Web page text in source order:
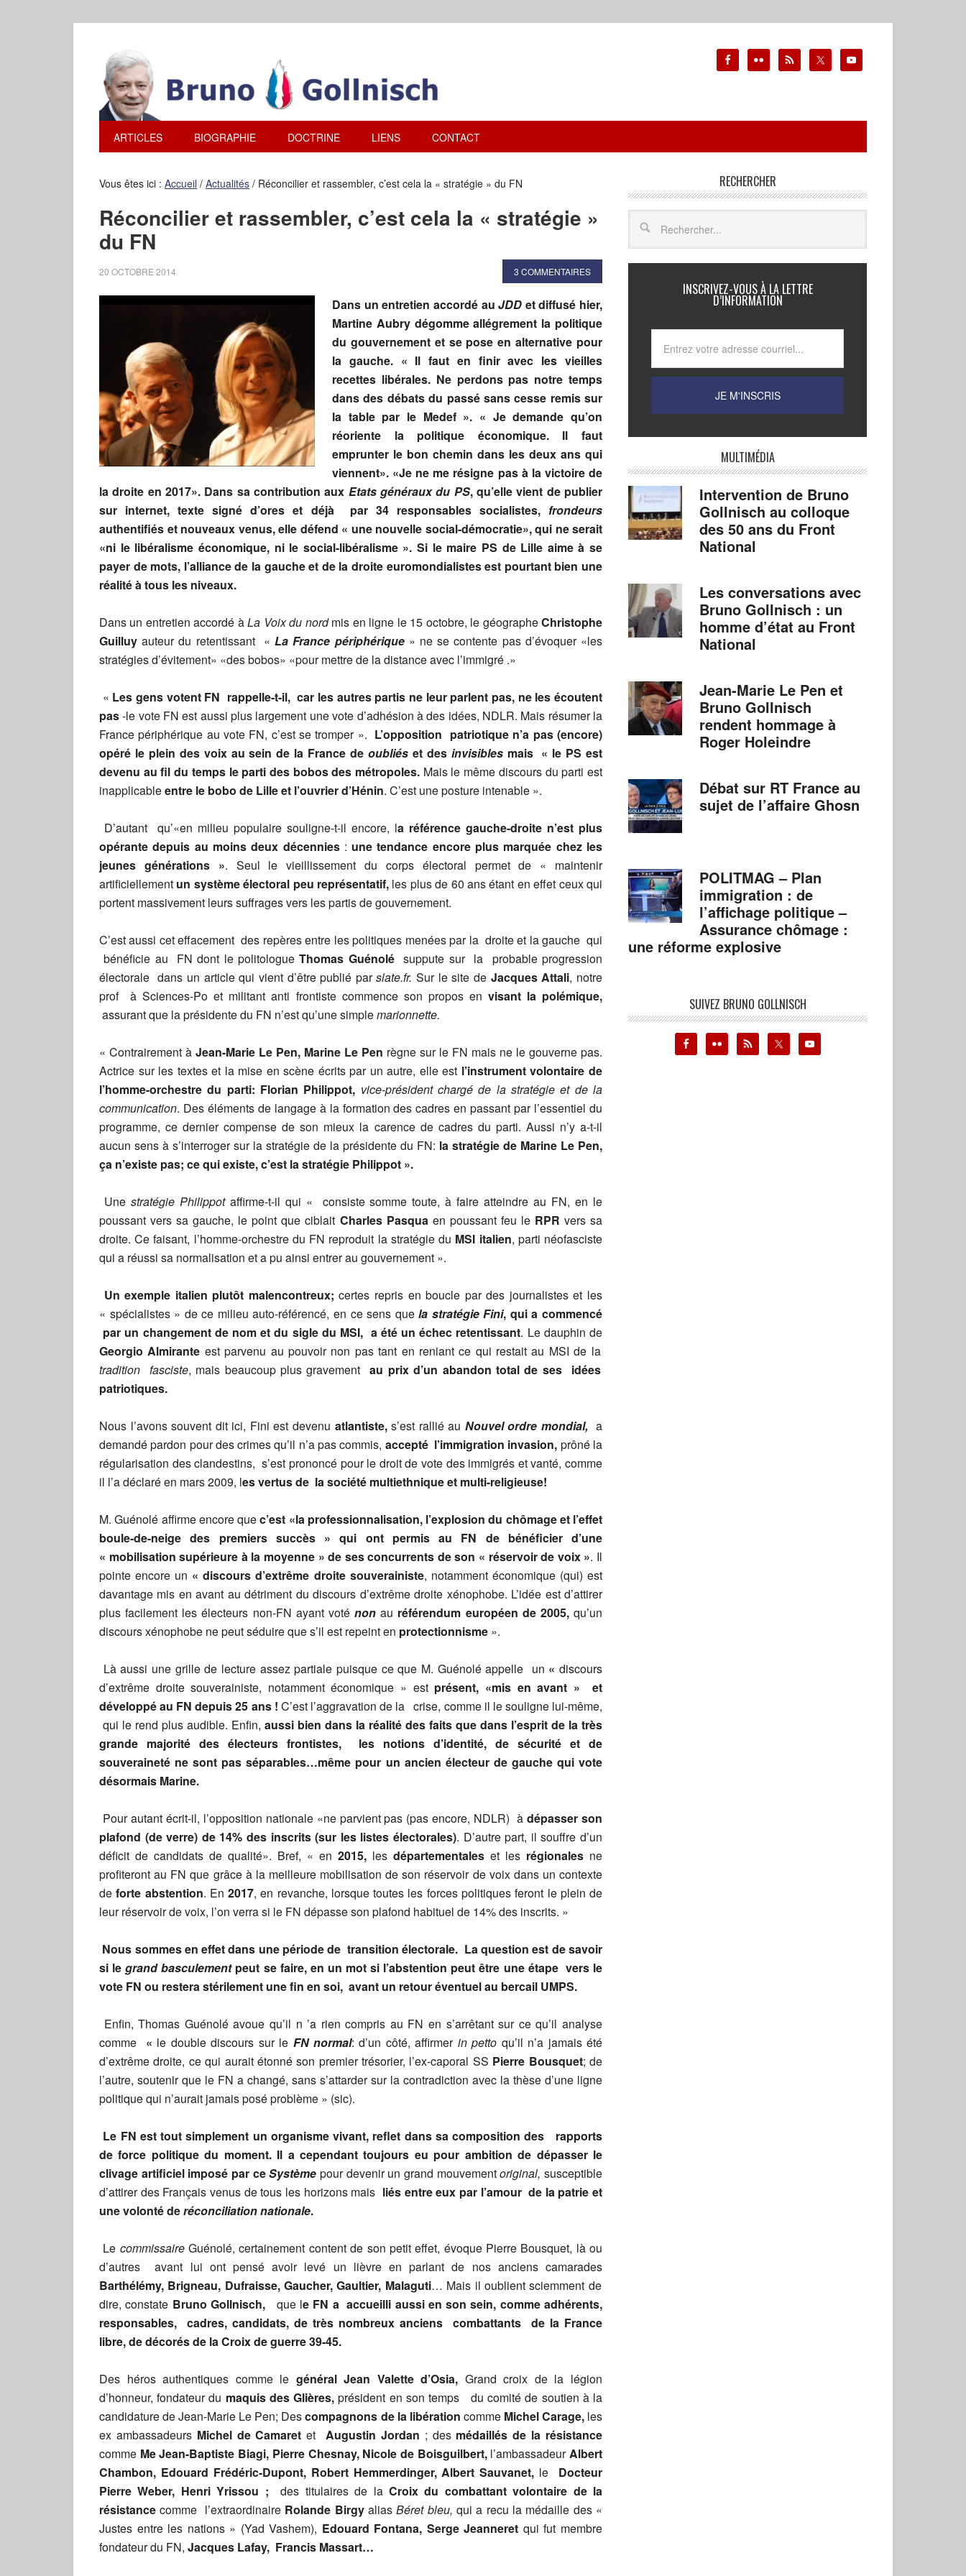
ARTICLES BIOGRAPHIE DOCTRINE LIENS CONTACT
Vous êtes ici : Accueil / Actualités / Réconcilier et rassembler, c’est cela la « stratégie » du FN
Réconcilier et rassembler, c’est cela la « stratégie »
du FN
20 OCTOBRE 2014 3 COMMENTAIRES
Dans un entretien accordé au JDD et diffusé hier,
Martine Aubry dégomme allégrement la politique
du gouvernement et se pose en alternative pour
la gauche. « Il faut en finir avec les vieilles
recettes libérales. Ne perdons pas notre temps
dans des débats du passé sans cesse remis sur
la table par le Medef ». « Je demande qu’on
réoriente la politique économique. Il faut
emprunter le bon chemin dans les deux ans qui
viennent». «Je ne me résigne pas à la victoire de
la droite en 2017». Dans sa contribution aux Etats généraux du PS, qu’elle vient de publier
sur internet, texte signé d’ores et déjà par 34 responsables socialistes,frondeurs
authentifiés et nouveaux venus, elle défend « une nouvelle social-démocratie», qui ne serait
«ni le libéralisme économique, ni le social-libéralisme ». Si le maire PS de Lille aime à se
payer de mots, l’alliance de la gauche et de la droite euromondialistes est pourtant bien une
réalité à tous les niveaux.
Dans un entretien accordé àLa Voix du nordmis en ligne le 15 octobre, le géographeChristophe
Guilluy auteur du retentissant « La France périphérique » ne se contente pas d’évoquer «les
stratégies d’évitement» «des bobos» «pour mettre de la distance avec l’immigré .»
« Les gens votent FN rappelle-t-il, car les autres partis ne leur parlent pas, ne les écoutent
pas-le vote FN est aussi plus largement une vote d’adhésion à des idées, NDLR. Mais résumer la
France périphérique au vote FN, c’est se tromper ». L’opposition patriotique n’a pas (encore)
opéré le plein des voix au sein de la France de oubliéset des invisiblesmais « le PS est
devenu au fil du temps le parti des bobos des métropoles. Mais le même discours du parti est
inapplicableentre le bobo de Lille et l’ouvrier d’Hénin. C’est une posture intenable ».
D’autant qu’«en milieu populaire souligne-t-il encore, la référence gauche-droite n’est plus
opérante depuis au moins deux décennies: une tendance encore plus marquée chez les
jeunes générations ». Seul le vieillissement du corps électoral permet de « maintenir
artificiellement un système électoral peu représentatif, les plus de 60 ans étant en effet ceux qui
portent massivement leurs suffrages vers les partis de gouvernement.
C’est aussi cet effacement des repères entre les politiques menées par la droite et la gauche qui
bénéficie au FN dont le politologueThomas Guénolésuppute sur la probable progression
électorale dans un article qui vient d’être publié parslate.fr. Sur le site de Jacques Attali, notre
prof à Sciences-Po et militant anti frontiste commence son propos en visant la polémique,
assurant que la présidente du FN n’est qu’une simplemarionnette.
« Contrairement à Jean-Marie Le Pen, Marine Le Pen règne sur le FN mais ne le gouverne pas.
Actrice sur les textes et la mise en scène écrits par un autre, elle est l’instrument volontaire de
l’homme-orchestre du parti: Florian Philippot, vice-président chargé de la stratégie et de la
communication. Des éléments de langage à la formation des cadres en passant par l’essentiel du
programme, ce dernier compense de son mieux la carence de cadres du parti. Aussi n’y a-t-il
aucun sens à s’interroger sur la stratégie de la présidente du FN: la stratégie de Marine Le Pen,
ça n’existe pas; ce qui existe, c’est la stratégie Philippot ».
Une stratégie Philippotaffirme-t-il qui « consiste somme toute, à faire atteindre au FN, en le
poussant vers sa gauche, le point que ciblait Charles Pasquaen poussant feu le RPR vers sa
droite. Ce faisant, l’homme-orchestre du FN reproduit la stratégie du MSI italien, parti néofasciste
qui a réussi sa normalisation et a pu ainsi entrer au gouvernement ».
Un exemple italien plutôt malencontreux;certes repris en boucle par des journalistes et les
« spécialistes » de ce milieu auto-référencé, en ce sens quela stratégie Fini, qui a commencé
par un changement de nom et du sigle du MSI, a été un échec retentissant. Le dauphin de
Georgio Almirante est parvenu au pouvoir non pas tant en reniant ce qui restait au MSI de la
tradition fasciste, mais beaucoup plus gravementau prix d’un abandon total de ses idées
patriotiques.
Nous l’avons souvent dit ici, Fini est devenu atlantiste,s’est rallié au Nouvel ordre mondial, a
demandé pardon pour des crimes qu’il n’a pas commis, accepté l’immigration invasion, prôné la
régularisation des clandestins, s’est prononcé pour le droit de vote des immigrés et vanté, comme
il l’a déclaré en mars 2009, les vertus de la société multiethnique et multi-religieuse!
M. Guénolé affirme encore quec’est «la professionnalisation, l’explosion du chômage et l’effet
boule-de-neige des premiers succès » qui ont permis au FN de bénéficier d’une
« mobilisation supérieure à la moyenne » de ses concurrents de son « réservoir de voix ». Il
pointe encore un « discours d’extrême droite souverainiste, notamment économique (qui) est
davantage mis en avant au détriment du discours d’extrême droite xénophobe. L’idée est d’attirer
plus facilement les électeurs non-FN ayant voténon au référendum européen de 2005,qu’un
discours xénophobe ne peut séduire que s’il est repeint en protectionnisme ».
Là aussi une grille de lecture assez partiale puisque ce que M. Guénolé appelle un «discours
d’extrême droite souverainiste, notamment économique » estprésent, «mis en avant » et
développé au FN depuis 25 ans ! C’est l’aggravation de la crise, comme il le souligne lui-même,
qui le rend plus audible. Enfin, aussi bien dans la réalité des faits que dans l’esprit de la très
grande majorité des électeurs frontistes, les notions d’identité, de sécurité et de
souveraineté ne sont pas séparables…même pour un ancien électeur de gauche qui vote
désormais Marine.
Pour autant écrit-il, l’opposition nationale «ne parvient pas (pas encore, NDLR) àdépasser son
plafond (de verre) de 14% des inscrits (sur les listes électorales). D’autre part, il souffre d’un
déficit de candidats de qualité». Bref, « en 2015, les départementales et les régionales ne
profiteront au FN que grâce à la meilleure mobilisation de son réservoir de voix dans un contexte
deforte abstention. En2017, en revanche, lorsque toutes les forces politiques feront le plein de
leur réservoir de voix, l’on verra si le FN dépasse son plafond habituel de 14% des inscrits. »
Nous sommes en effet dans une période de transition électorale. La question est de savoir
si legrand basculementpeut se faire, en un mot si l’abstention peut être une étape vers le
vote FN ou restera stérilement une fin en soi, avant un retour éventuel au bercail UMPS.
Enfin, Thomas Guénolé avoue qu’il n ’a rien compris au FN en s’arrêtant sur ce qu’il analyse
comme
« le double discours sur le FN normal: d’un côté, affirmer in petto qu’il n’a jamais été
d’extrême droite, ce qui aurait étonné son premier trésorier, l’ex-caporal SS Pierre Bousquet; de
l’autre, soutenir que le FN a changé, sans s’attarder sur la contradiction avec la thèse d’une ligne
politique qui n’aurait jamais posé problème » (sic).
Le FN est tout simplement un organisme vivant, reflet dans sa composition des rapports
de force politique du moment. Il a cependant toujours eu pour ambition de dépasser le
clivage artificiel imposé par ceSystème pour devenir un grand mouvementoriginal, susceptible
d’attirer des Français venus de tous les horizons mais liés entre eux par l’amour de la patrie et
une volonté deréconciliation nationale.
Le commissaireGuénolé, certainement content de son petit effet, évoque Pierre Bousquet, là ou
d’autres avant lui ont pensé avoir levé un lièvre en parlant de nos anciens camarades
Barthélémy, Brigneau, Dufraisse, Gaucher, Gaultier, Malaguti… Mais il oublient sciemment de
dire, constate Bruno Gollnisch, que le FN a accueilli aussi en son sein, comme adhérents,
responsables, cadres, candidats, de très nombreux anciens combattants de la France
libre, de décorés de la Croix de guerre 39-45.
Des héros authentiques comme le général Jean Valette d’Osia, Grand croix de la légion
d’honneur, fondateur du maquis des Glières, président en son temps du comité de soutien à la
candidature de Jean-Marie Le Pen; Descompagnons de la libération comme Michel Carage,les
ex ambassadeurs Michel de Camaret etAugustin Jordan ; desmédaillés de la résistance
comme Me Jean-Baptiste Biagi, Pierre Chesnay, Nicole de Boisguilbert,l’ambassadeurAlbert
Chambon, Edouard Frédéric-Dupont, Robert Hemmerdinger, Albert Sauvanet, le
Docteur
Pierre Weber, Henri Yrissou ; des titulaires de laCroix du combattant volontaire de la
résistance comme l’extraordinaire Rolande BirgyaliasBéret bleu, qui a recu la médaille des «
Justes entre les nations » (Yad Vashem), Edouard Fontana, Serge Jeanneret qui fut membre
fondateur du FN, Jacques Lafay, Francis Massart…
RECHERCHER
INSCRIVEZ-VOUS À LA LETTRE
D’INFORMATION
MULTIMÉDIA
Intervention de Bruno
Gollnisch au colloque
des 50 ans du Front
National
Les conversations avec
Bruno Gollnisch : un
homme d’état au Front
National
Jean-Marie Le Pen et
Bruno Gollnisch
rendent hommage à
Roger Holeindre
Débat sur RT France au
sujet de l’affaire Ghosn
POLITMAG – Plan
immigration : de
l’affichage politique –
Assurance chômage :
une réforme explosive
SUIVEZ BRUNO GOLLNISCH